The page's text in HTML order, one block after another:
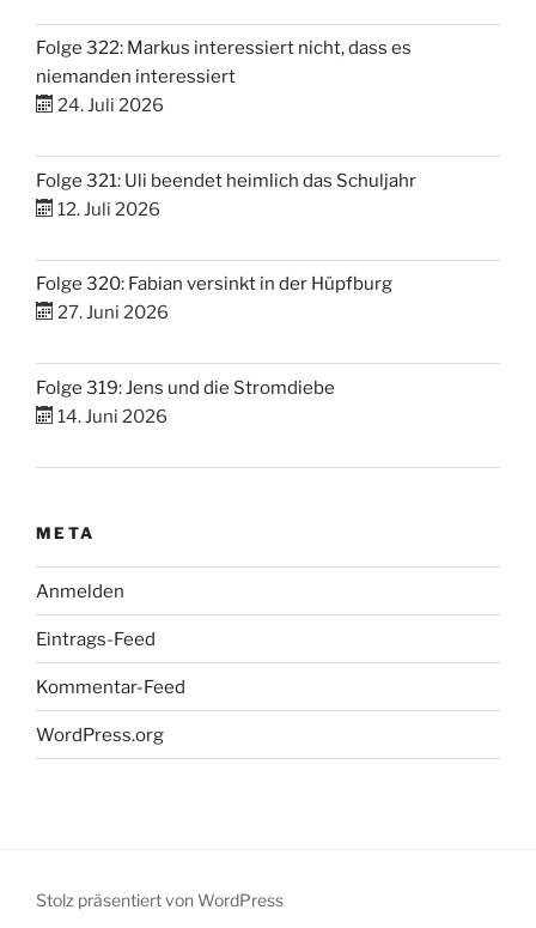
Folge 322: Markus interessiert nicht, dass es
niemanden interessiert
24. Juli 2026
Folge 321: Uli beendet heimlich das Schuljahr
12. Juli 2026
Folge 320: Fabian versinkt in der Hüpfburg
27. Juni 2026
Folge 319: Jens und die Stromdiebe
14. Juni 2026
META
Anmelden
Eintrags-Feed
Kommentar-Feed
WordPress.org
Stolz präsentiert von WordPress